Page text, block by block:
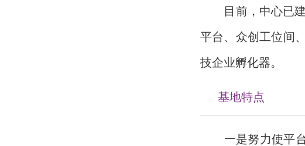
目前，中心已
平台、众创工位间
技企业孵化器。
基地特点
一是努力使平